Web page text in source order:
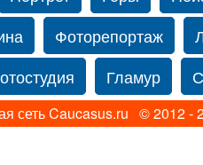
Фоторепортаж
Гламур
Ущелье
сеть Caucasus.ru © 2012 -